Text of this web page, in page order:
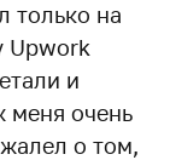
только на
Upwork
и
меня очень
о том,